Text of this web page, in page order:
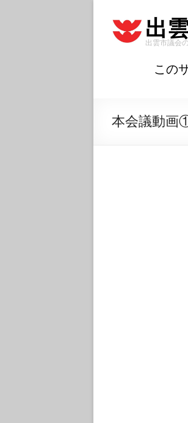
出
出雲市議会
この
本会議動画